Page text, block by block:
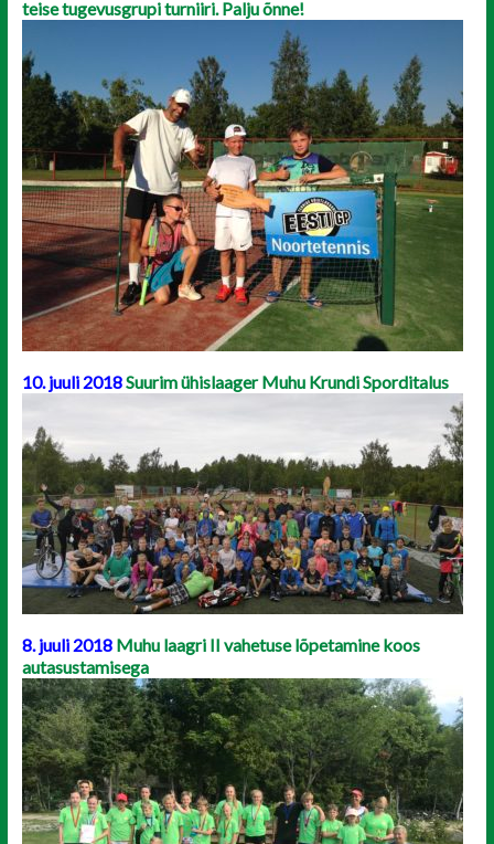
teise tugevusgrupi turniiri. Palju õnne!
10. juuli 2018Suurim ühislaager Muhu Krundi Sporditalus
8. juuli 2018 Muhu laagri II vahetuse lõpetamine koos
autasustamisega